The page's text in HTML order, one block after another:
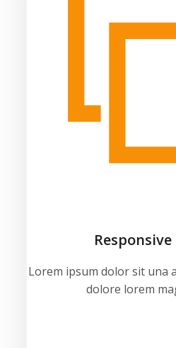
Lorem ipsum dolor sit una
dolore lorem